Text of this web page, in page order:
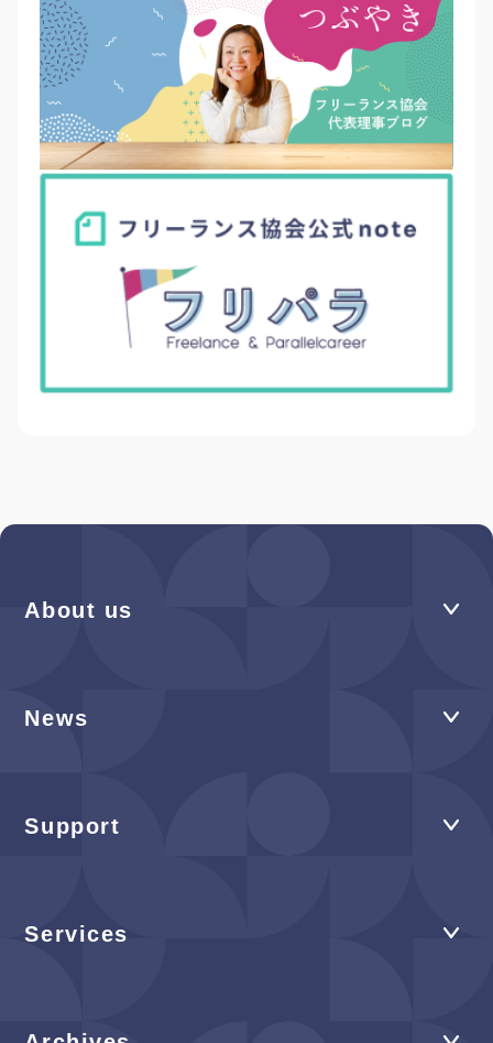
About us
News
Support
Services